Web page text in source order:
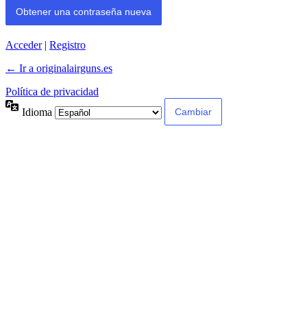
Acceder| Registro
← Ir a originalairguns.es
Política de privacidad
Idioma